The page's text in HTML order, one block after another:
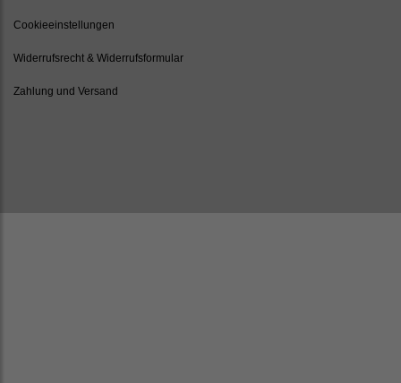
Cookieeinstellungen
Widerrufsrecht & Widerrufsformular
Zahlung und Versand